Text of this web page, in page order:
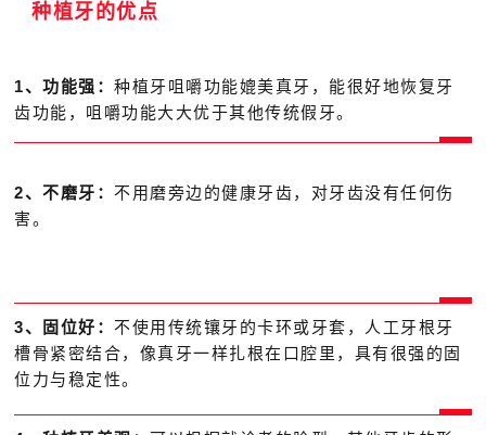
种植牙的优点
1、功能强：种植牙咀嚼功能媲美真牙，能很好地恢复牙
齿功能，咀嚼功能大大优于其他传统假牙。
2、不磨牙：不用磨旁边的健康牙齿，对牙齿没有任何伤
害。
3、固位好：不使用传统镶牙的卡环或牙套，人工牙根牙
槽骨紧密结合，像真牙一样扎根在口腔里，具有很强的固
位力与稳定性。